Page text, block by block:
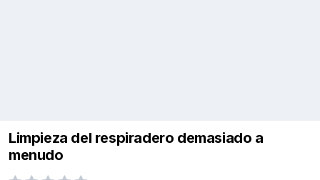
Limpieza del respiradero demasiado a
menudo